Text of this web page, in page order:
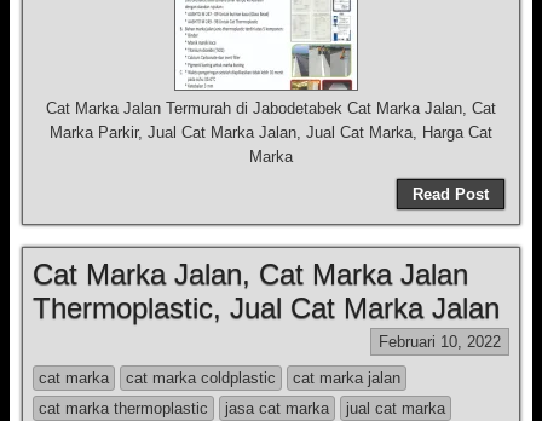
Cat Marka Jalan Termurah di Jabodetabek Cat Marka Jalan, Cat
Marka Parkir, Jual Cat Marka Jalan, Jual Cat Marka, Harga Cat
Marka
Read Post
Cat Marka Jalan, Cat Marka Jalan
Thermoplastic, Jual Cat Marka Jalan
Februari 10, 2022
cat marka
cat marka coldplastic
cat marka jalan
cat marka thermoplastic
jasa cat marka
jual cat marka